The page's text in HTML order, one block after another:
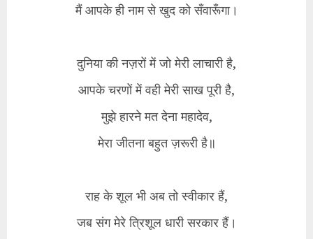
मैं आपके ही नाम से खुद को सँवारूँगा।
दुनिया की नज़रों में जो मेरी लाचारी है,
आपके चरणों में वही मेरी साख पूरी है,
मुझे हारने मत देना महादेव,
मेरा जीतना बहुत ज़रूरी है॥
राह के शूल भी अब तो स्वीकार हैं,
जब संग मेरे त्रिशूल धारी सरकार हैं।